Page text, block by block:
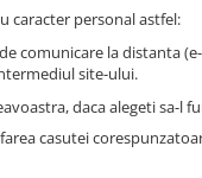
caracter personal astfel:
comunicare la distanta
site-ului.
daca alegeti sa-l
casutei